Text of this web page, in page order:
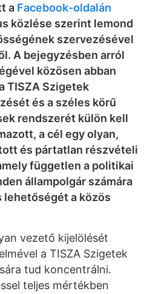
a Facebook-oldalán
közlése szerint lemond
szervezésével
A bejegyzésben arról
közösen abban
TISZA Szigetek
és a széles körű
rendszerét külön kell
a cél egy olyan,
és pártatlan részvételi
független a politikai
állampolgár számára
a közös
vezető kijelölését
a TISZA Szigetek
tud koncentrálni.
teljes mértékben